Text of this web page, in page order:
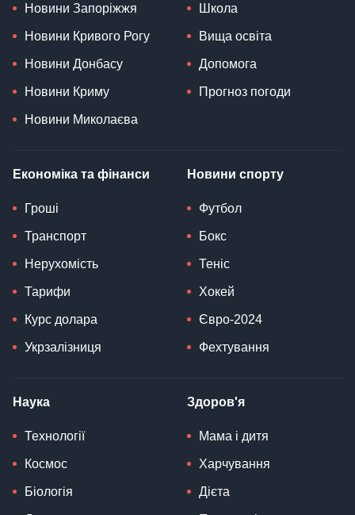
Новини Запоріжжя
Новини Кривого Рогу
Новини Донбасу
Новини Криму
Новини Миколаєва
Школа
Вища освіта
Допомога
Прогноз погоди
Економіка та фінанси
Гроші
Транспорт
Нерухомість
Тарифи
Курс долара
Укрзалізниця
Новини спорту
Футбол
Бокс
Теніс
Хокей
Євро-2024
Фехтування
Наука
Технології
Космос
Біологія
Здоров'я
Мама і дитя
Харчування
Дієта